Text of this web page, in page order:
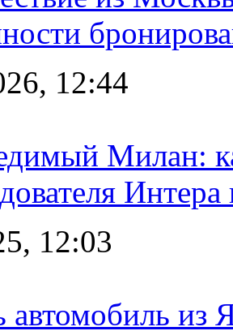
12:44
Милан:
12:03
автомобиль из